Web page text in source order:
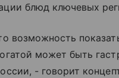
блюд ключевых
возможность
может быть
- говорит